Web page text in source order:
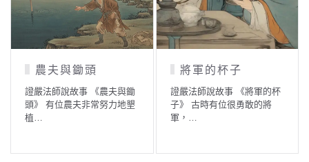
農夫與鋤頭
證嚴法師說故事 《農夫與鋤
頭》 有位農夫非常努力地墾
植…
將軍的杯子
證嚴法師說故事 《將軍的杯
子》 古時有位很勇敢的將
軍，…